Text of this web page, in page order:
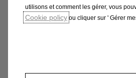
utilisons et comment les gérer, vous
Cookie policy ou cliquer sur ' Gérer